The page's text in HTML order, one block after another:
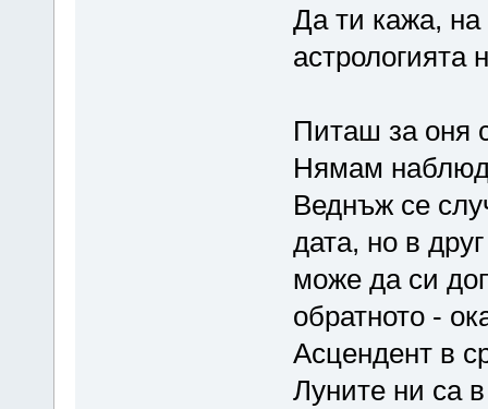
Да ти кажа, на
астрологията
Питаш за оня
Нямам
Веднъж се
дата, но в
може да си
обратното -
Асцендент в
Луните ни са